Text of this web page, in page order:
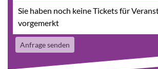
Sie haben noch keine Tickets für
vorgemerkt
Anfrage senden